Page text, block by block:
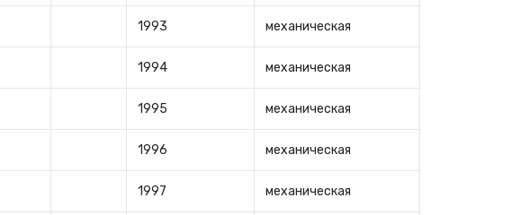
1993 механическая
1994 механическая
1995 механическая
1996 механическая
1997 механическая